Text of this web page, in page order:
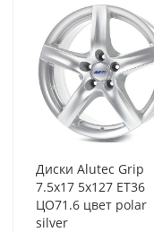
Диски Alutec Grip
7.5x17 5x127 ET36
ЦО71.6 цвет polar
silver